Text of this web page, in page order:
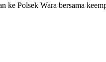
ke Polsek Wara bersama